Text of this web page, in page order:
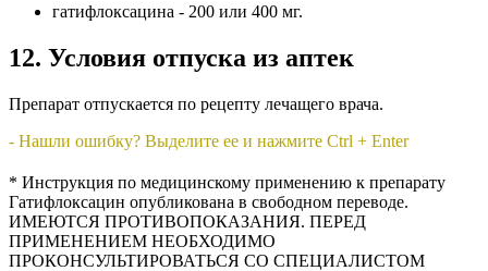
гатифлоксацина - 200 или 400 мг.
12. Условия отпуска из аптек
Препарат отпускается по рецепту лечащего врача.
- Нашли ошибку? Выделите ее и нажмите Ctrl + Enter
* Инструкция по медицинскому применению к препарату
Гатифлоксацин опубликована в свободном переводе.
ИМЕЮТСЯ ПРОТИВОПОКАЗАНИЯ. ПЕРЕД
ПРИМЕНЕНИЕМ НЕОБХОДИМО
ПРОКОНСУЛЬТИРОВАТЬСЯ СО СПЕЦИАЛИСТОМ